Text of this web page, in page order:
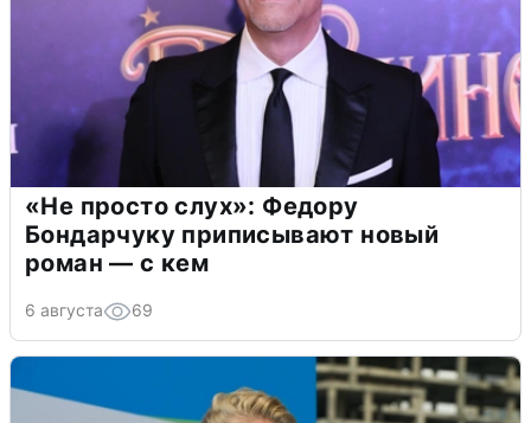
«Не просто слух»: Федору
Бондарчуку приписывают новый
роман — с кем
6 августа 69